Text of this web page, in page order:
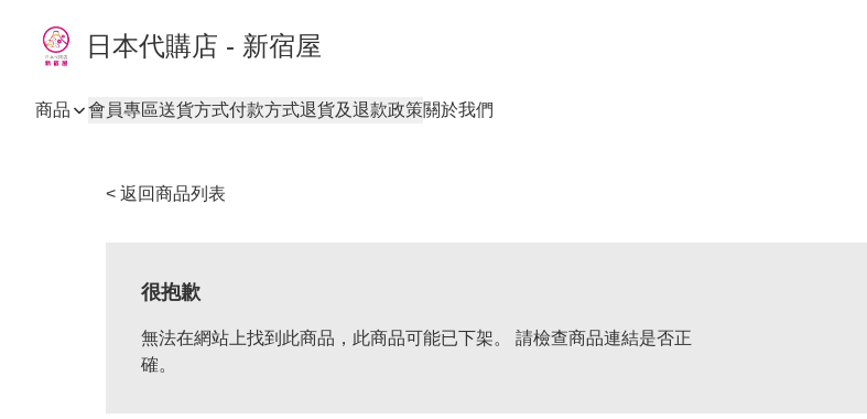
日本代購店 - 新宿屋
商品 會員專區送貨方式付款方式退貨及退款政策關於我們
< 返回商品列表
很抱歉
無法在網站上找到此商品，此商品可能已下架。 請檢查商品連結是否正
確。